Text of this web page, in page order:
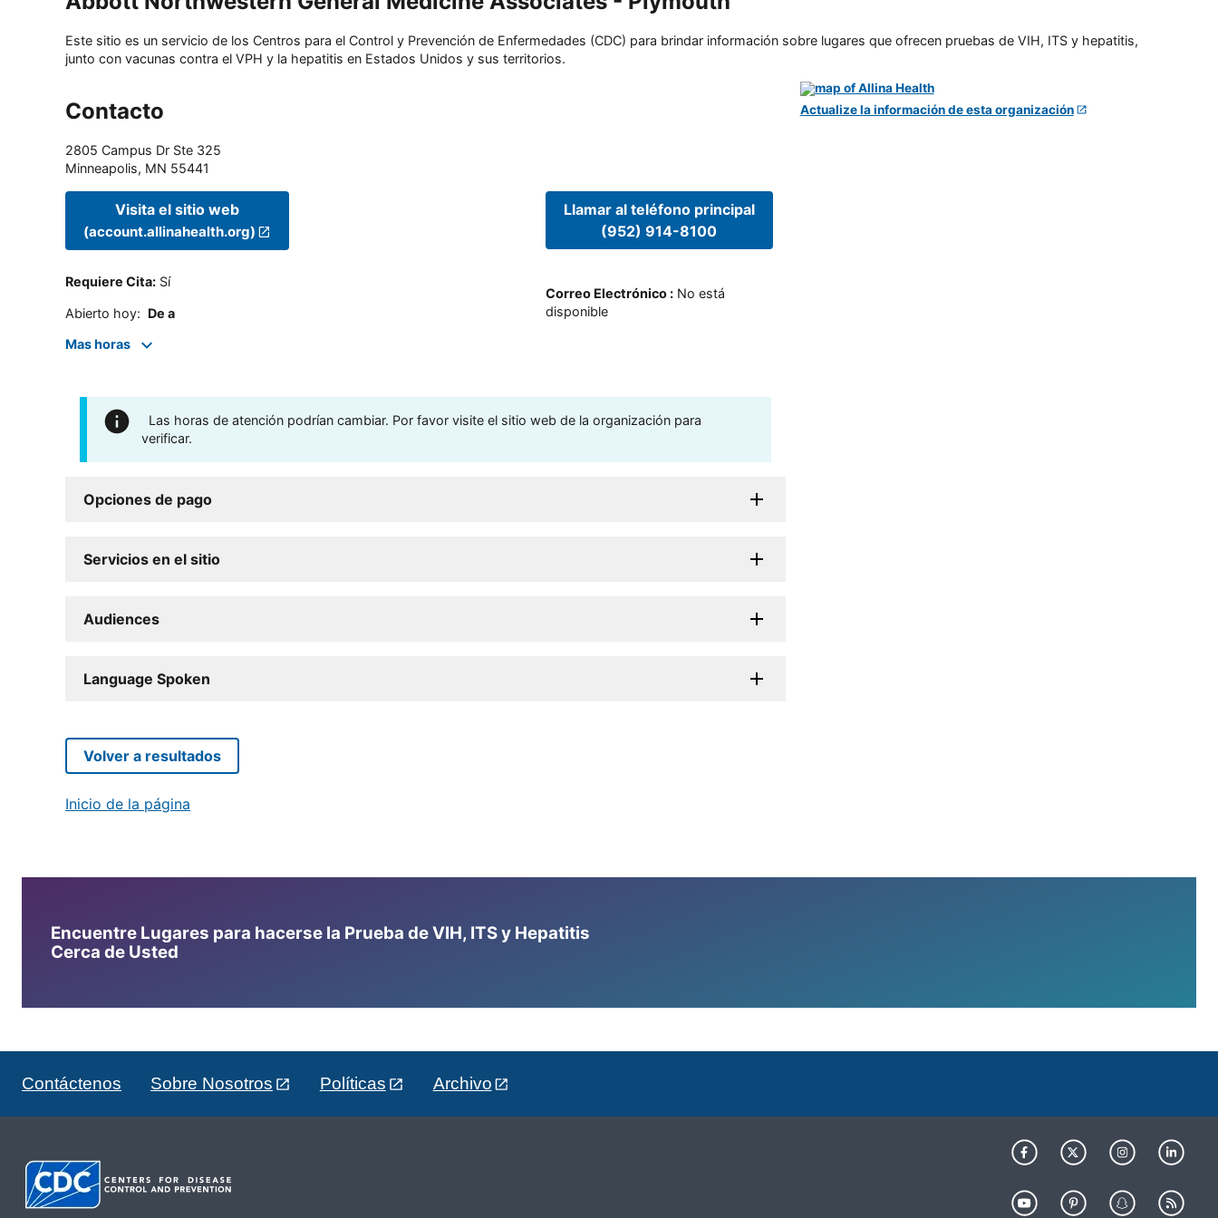
Este sitio es un servicio de los Centros para el Control y Prevención de Enfermedades (CDC) para brindar información sobre lugares que ofrecen pruebas de VIH, ITS y hepatitis,
junto con vacunas contra el VPH y la hepatitis en Estados Unidos y sus territorios.
Contacto
2805 Campus Dr Ste 325
Minneapolis, MN 55441
Visita el sitio web
(account.allinahealth.org)
Requiere Cita: Sí
Abierto hoy: De a
Mas horas
Llamar al teléfono principal
(952) 914-8100
Correo Electrónico: No está
disponible
Las horas de atención podrían cambiar. Por favor visite el sitio web de la organización para
verificar.
Opciones de pago
Servicios en el sitio
Audiences
Language Spoken
Actualize la información de esta organización
Volver a resultados
Inicio de la página
Encuentre Lugares para hacerse la Prueba de VIH, ITS y Hepatitis
Cerca de Usted
Contáctenos Sobre Nosotros Políticas Archivo